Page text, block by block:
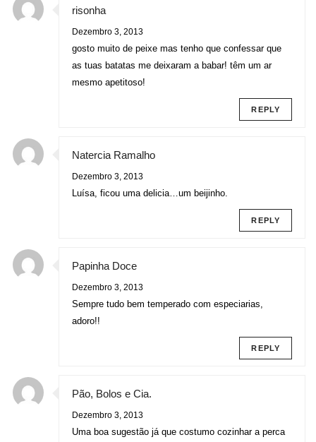
risonha
Dezembro 3, 2013
gosto muito de peixe mas tenho que confessar que
as tuas batatas me deixaram a babar! têm um ar
mesmo apetitoso!
REPLY
Natercia Ramalho
Dezembro 3, 2013
Luísa, ficou uma delicia…um beijinho.
REPLY
Papinha Doce
Dezembro 3, 2013
Sempre tudo bem temperado com especiarias,
adoro!!
REPLY
Pão, Bolos e Cia.
Dezembro 3, 2013
Uma boa sugestão já que costumo cozinhar a perca